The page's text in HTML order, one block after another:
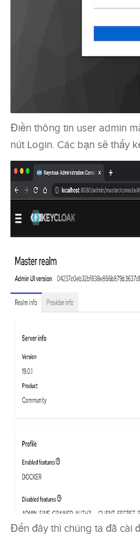
Điền thông tin user admin
nút Login. Các bạn sẽ thấy
Đến đây thì chúng ta đã cài